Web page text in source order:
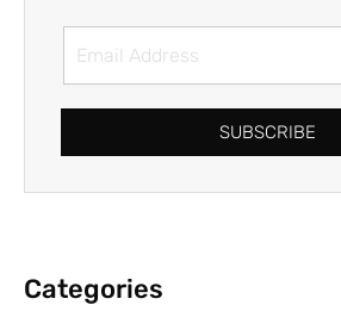
SUBSCRIBE
Categories